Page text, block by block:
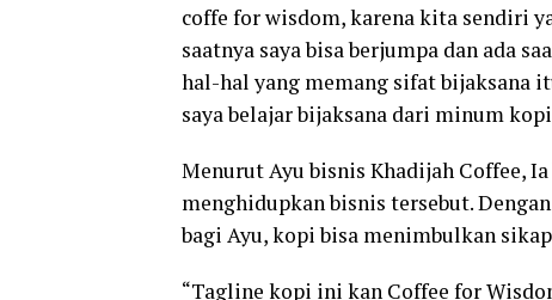
coffe for wisdom, karena kita sendiri
saatnya saya bisa berjumpa dan ada
hal-hal yang memang sifat bijaksana
saya belajar bijaksana dari minum
Menurut Ayu bisnis Khadijah Coffee,
menghidupkan bisnis tersebut.
bagi Ayu, kopi bisa menimbulkan
“Tagline kopi ini kan Coffee for